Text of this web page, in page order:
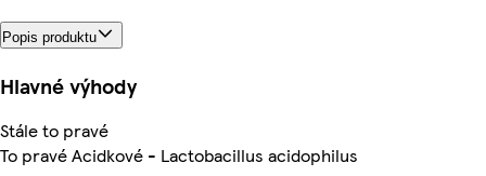
Popis produktu
Hlavné výhody
Stále to pravé
To pravé Acidkové - Lactobacillus acidophilus